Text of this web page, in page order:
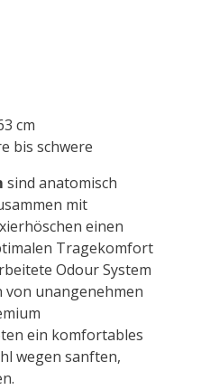
cm
bis schwere
sind anatomisch
mit
einen
Tragekomfort
Odour System
von unangenehmen
ein komfortables
wegen sanften,